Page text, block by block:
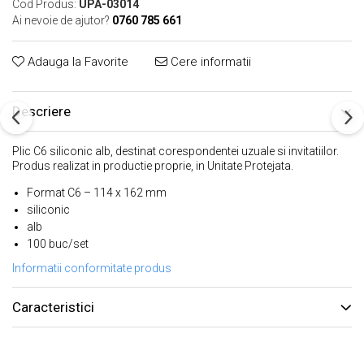
Cod Produs: UPA-03014
Ai nevoie de ajutor? 0760 785 661
Adauga la Favorite Cere informatii
Descriere
Plic C6 siliconic alb, destinat corespondentei uzuale si invitatiilor.
Produs realizat in productie proprie, in Unitate Protejata.
Format C6 – 114 x 162 mm
siliconic
alb
100 buc/set
Informatii conformitate produs
Caracteristici